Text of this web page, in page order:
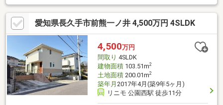
然と集まる心地よい空間●オープンカウンターキッチンで、会話
を楽しみながら料理が可能●太陽光発電搭載で、家計にも環境に
もやさしい暮らし●ウッドデッキ付き＆駐車場並列3台可（車種に
よる）不動産は現地・現物が大切です。図面や写真だけでは分か
らないことがございます。お客様にはぜひ現地を見ていただきた
く思います。実際に足を運んでいただくと、現地の室内や周辺の
環境等を感じていただけます。
愛知県長久手市前熊一ノ井 4,500万円 4SLDK
4,500万円
間取り 4SLDK
建物面積103.51m2
土地面積200.01m2
築年月 2017年4月(築9年5ヶ月)
リニモ 公園西駅 徒歩11分